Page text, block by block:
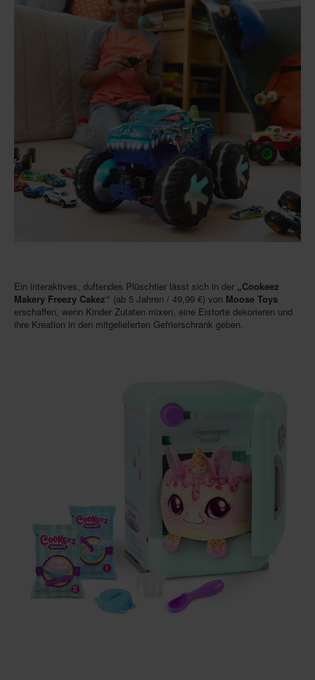
Ein interaktives, duftendes Plüschtier lässt sich in der „Cookeez
Makery Freezy Cakez“ (ab 5 Jahren / 49,99 €) von Moose Toys
erschaffen, wenn Kinder Zutaten mixen, eine Eistorte dekorieren und
ihre Kreation in den mitgelieferten Gefrierschrank geben.